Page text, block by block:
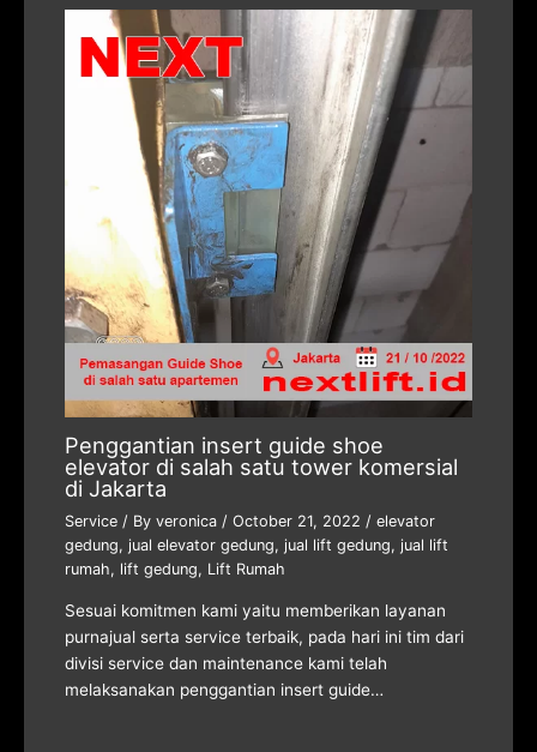
Penggantian insert guide shoe
elevator di salah satu tower komersial
di Jakarta
Service / Byveronica /October 21, 2022 /elevator
gedung, jual elevator gedung, jual lift gedung, jual lift
rumah, lift gedung, Lift Rumah
Sesuai komitmen kami yaitu memberikan layanan
purnajual serta service terbaik, pada hari ini tim dari
divisi service dan maintenance kami telah
melaksanakan penggantian insert guide…